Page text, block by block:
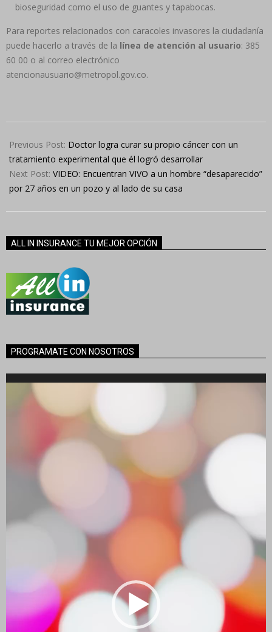
bioseguridad como el uso de guantes y tapabocas.
Para reportes relacionados con caracoles invasores la ciudadanía
puede hacerlo a través de la línea de atención al usuario: 385
60 00 o al correo electrónico
atencionausuario@metropol.gov.co.
05-
16
Previous Post: Doctor logra curar su propio cáncer con un
tratamiento experimental que él logró desarrollar
Next Post: VIDEO: Encuentran VIVO a un hombre “desaparecido”
por 27 años en un pozo y al lado de su casa
ALL IN INSURANCE TU MEJOR OPCIÓN
PROGRAMATE CON NOSOTROS
Reproductor